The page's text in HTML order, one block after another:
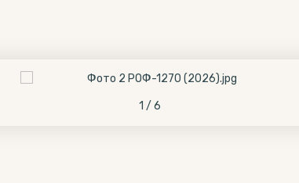
1 / 6